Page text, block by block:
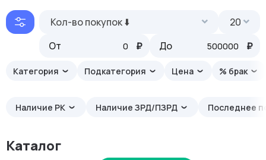
Кол-во покупок ⬇️
От
₽ До ₽
20
Категория Подкатегория Цена % брак
Наличие РК Наличие ЗРД/ПЗРД Последнее
Каталог